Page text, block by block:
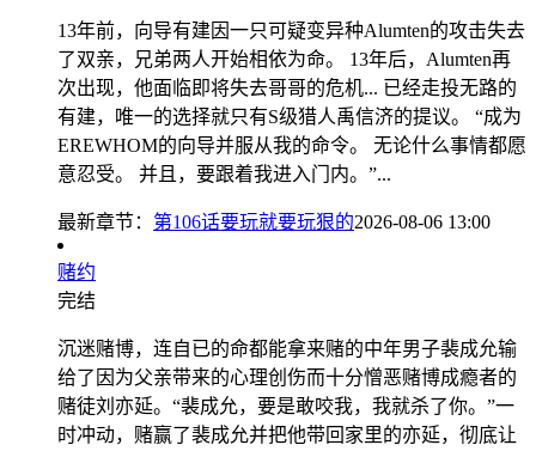
13年前，向导有建因一只可疑变异种Alumten的攻击失去
了双亲，兄弟两人开始相依为命。 13年后，Alumten再
次出现，他面临即将失去哥哥的危机... 已经走投无路的
有建，唯一的选择就只有S级猎人禹信济的提议。 “成为
EREWHOM的向导并服从我的命令。 无论什么事情都愿
意忍受。 并且，要跟着我进入门内。”...
最新章节： 第106话要玩就要玩狠的2026-08-06 13:00
赌约
完结
沉迷赌博，连自已的命都能拿来赌的中年男子裴成允输
给了因为父亲带来的心理创伤而十分憎恶赌博成瘾者的
赌徒刘亦延。“裴成允，要是敢咬我，我就杀了你。”一
时冲动，赌赢了裴成允并把他带回家里的亦延，彻底让